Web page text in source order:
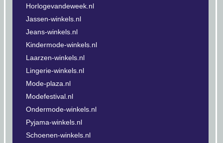
Horlogevandeweek.nl
Jassen-winkels.nl
Jeans-winkels.nl
Kindermode-winkels.nl
Laarzen-winkels.nl
Lingerie-winkels.nl
Mode-plaza.nl
Modefestival.nl
Ondermode-winkels.nl
Pyjama-winkels.nl
Schoenen-winkels.nl